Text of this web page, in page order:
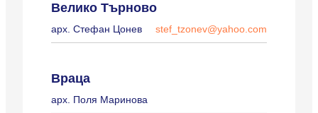
Велико Търново
арх. Стефан Цонев stef_tzonev@yahoo.com
Враца
арх. Поля Маринова